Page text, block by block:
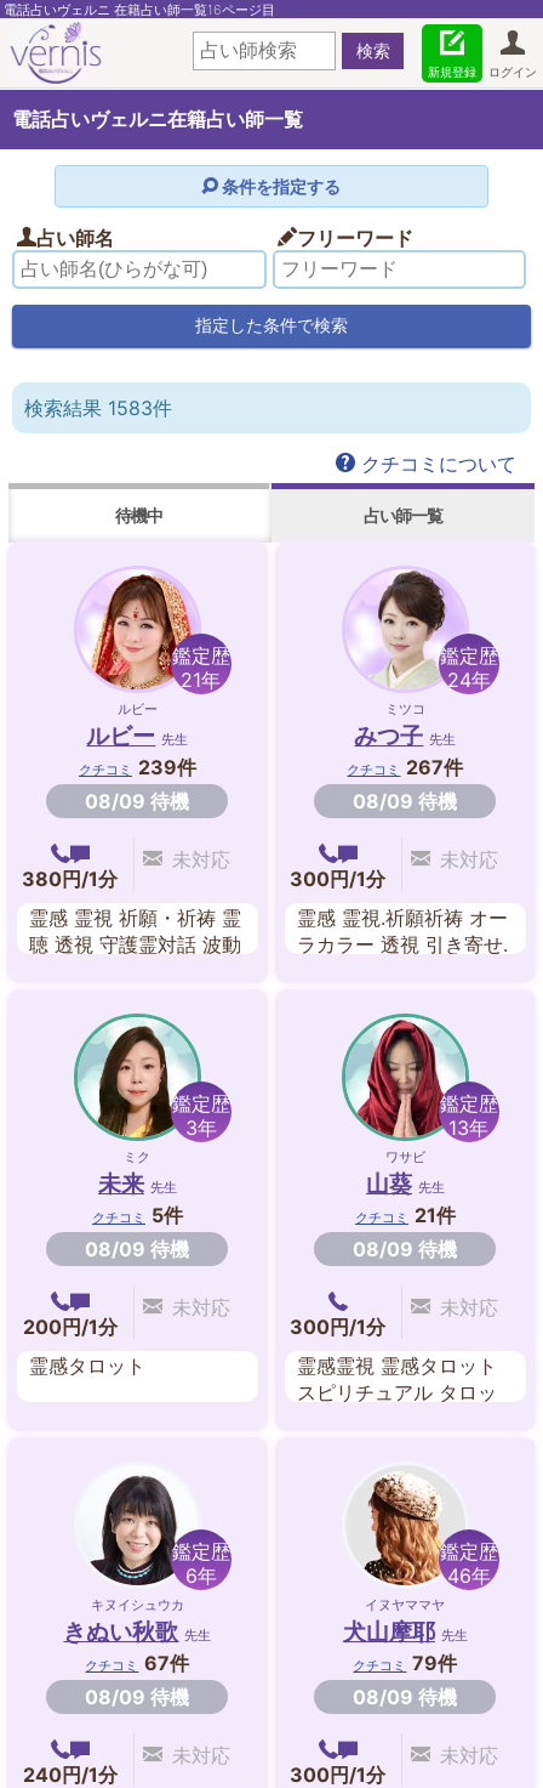
電話占いヴェルニ 在籍占い師一覧16ページ目
ログイン
新規登録
電話占いヴェルニ在籍占い師一覧
条件を指定する
占い師名 フリーワード
検索結果 1583件
クチコミについて
待機中 占い師一覧
鑑定歴
21年
ルビー
ルビー 先生
クチコミ
239件
08/09 待機
380円/1分
未対応
霊感 霊視 祈願・祈祷 霊
聴 透視 守護霊対話 波動
鑑定歴
24年
ミツコ
みつ子 先生
クチコミ
267件
08/09 待機
300円/1分
未対応
霊感 霊視.祈願祈祷 オー
ラカラー 透視 引き寄せ.
ーク 送念
鑑定歴
3年
ミク
未来 先生
クチコミ
5件
08/09 待機
200円/1分
未対応
霊感タロット
鑑定歴
13年
ワサビ
山葵 先生
クチコミ
21件
08/09 待機
300円/1分
未対応
霊感霊視 霊感タロット
スピリチュアル タロッ
鑑定歴
6年
キヌイシュウカ
きぬい秋歌 先生
クチコミ
67件
08/09 待機
240円/1分
未対応
鑑定歴
46年
イヌヤママヤ
犬山摩耶 先生
クチコミ
79件
08/09 待機
300円/1分
未対応